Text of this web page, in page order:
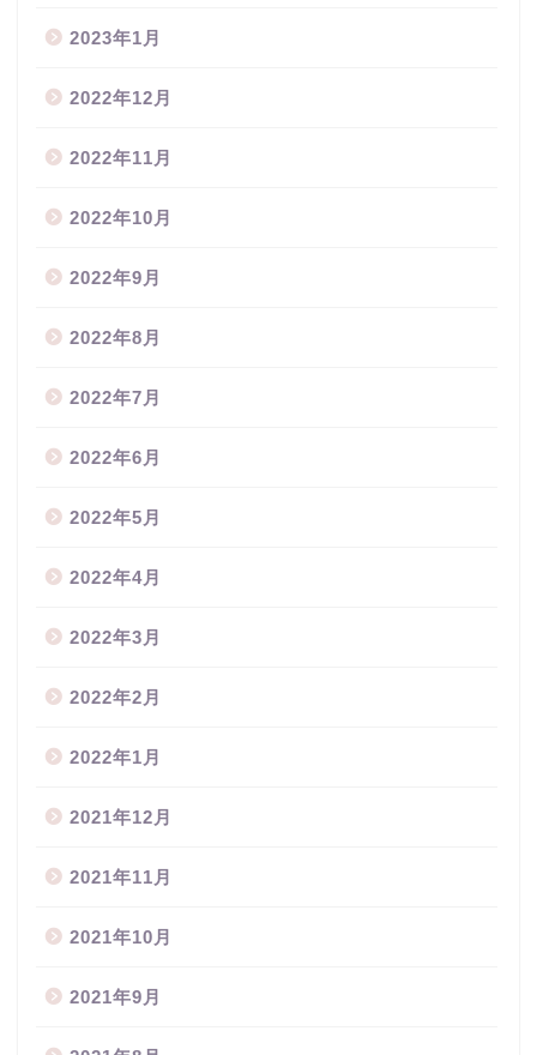
2023年1月
2022年12月
2022年11月
2022年10月
2022年9月
2022年8月
2022年7月
2022年6月
2022年5月
2022年4月
2022年3月
2022年2月
2022年1月
2021年12月
2021年11月
2021年10月
2021年9月